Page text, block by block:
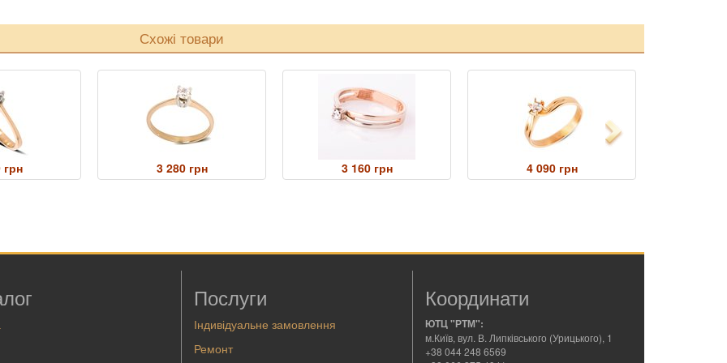
Схожі товари
грн 3 280 грн 3 160 грн 4 090 грн
Next
Послуги
Індивідуальне замовлення
Ремонт
Координати
ЮТЦ "РТМ":
м.Київ, вул. В. Липківського (Урицького), 1
+38 044 248 6569